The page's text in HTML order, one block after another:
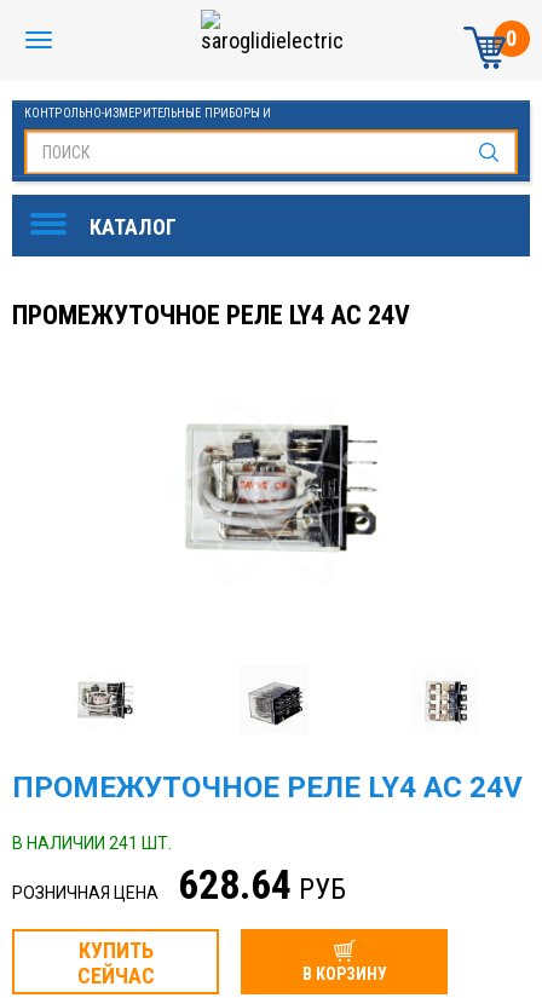
0
КОНТРОЛЬНО-ИЗМЕРИТЕЛЬНЫЕ ПРИБОРЫ И
ПРОМЕЖУТОЧНОЕ РЕЛЕ LY4 AC 24V
ПРОМЕЖУТОЧНОЕ РЕЛЕ LY4 AC 24V
В НАЛИЧИИ 241 ШТ.
РОЗНИЧНАЯ ЦЕНА 628.64 РУБ
КУПИТЬ
СЕЙЧАС
В КОРЗИНУ